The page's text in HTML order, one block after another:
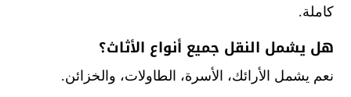
كاملة.
هل يشمل النقل جميع أنواع الأثاث؟
نعم يشمل الأرائك، الأسرة، الطاولات، والخزائن.